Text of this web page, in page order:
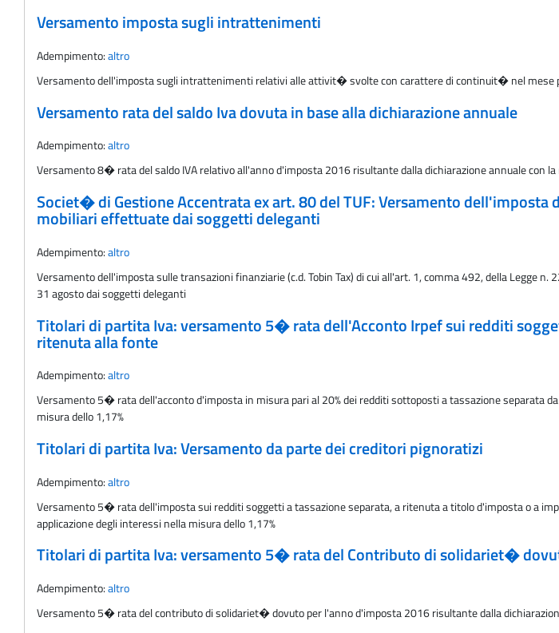
Versamento imposta sugli intrattenimenti
Adempimento:altro
Versamento dell'imposta sugli intrattenimenti relativi alle attivit� svolte con carattere di continuit� nel mese
Versamento rata del saldo Iva dovuta in base alla dichiarazione annuale
Adempimento:altro
Versamento 8� rata del saldo IVA relativo all'anno d'imposta 2016 risultante dalla dichiarazione annuale con
Societ� di Gestione Accentrata ex art. 80 del TUF: Versamento
mobiliari effettuate dai soggetti deleganti
Adempimento:altro
Versamento dell'imposta sulle transazioni finanziarie (c.d. Tobin Tax) di cui all'art. 1, comma 492, della
31 agosto dai soggetti deleganti
Titolari di partita Iva: versamento 5� rata dell'Acconto Irpef sui redditi
ritenuta alla fonte
Adempimento:altro
Versamento 5� rata dell'acconto d'imposta in misura pari al 20% dei redditi sottoposti a tassazione separata
misura dello 1,17%
Titolari di partita Iva: Versamento da parte dei creditori pignoratizi
Adempimento:altro
Versamento 5� rata dell'imposta sui redditi soggetti a tassazione separata, a ritenuta a titolo d'imposta o a
applicazione degli interessi nella misura dello 1,17%
Titolari di partita Iva: versamento 5� rata del Contributo di solidariet�
Adempimento:altro
Versamento 5� rata del contributo di solidariet� dovuto per l'anno d'imposta 2016 risultante dalla